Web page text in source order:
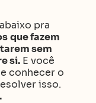
pra
que fazem
sem
si. E você
conhecer o
isso.